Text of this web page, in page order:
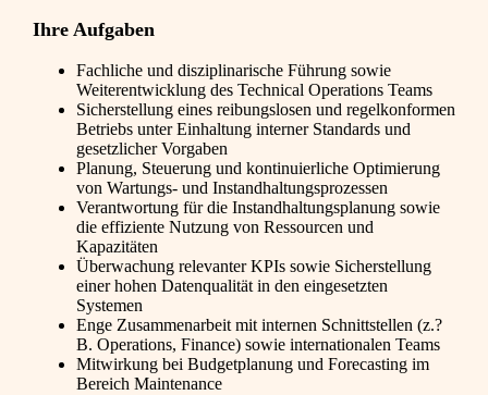
Ihre Aufgaben
Fachliche und disziplinarische Führung sowie
Weiterentwicklung des Technical Operations Teams
Sicherstellung eines reibungslosen und regelkonformen
Betriebs unter Einhaltung interner Standards und
gesetzlicher Vorgaben
Planung, Steuerung und kontinuierliche Optimierung
von Wartungs- und Instandhaltungsprozessen
Verantwortung für die Instandhaltungsplanung sowie
die effiziente Nutzung von Ressourcen und
Kapazitäten
Überwachung relevanter KPIs sowie Sicherstellung
einer hohen Datenqualität in den eingesetzten
Systemen
Enge Zusammenarbeit mit internen Schnittstellen (z.?
B. Operations, Finance) sowie internationalen Teams
Mitwirkung bei Budgetplanung und Forecasting im
Bereich Maintenance